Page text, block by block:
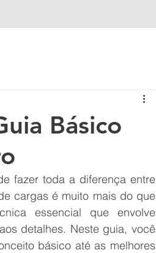
Básico
fazer toda a diferença entre
cargas é muito mais do que
essencial que envolve
detalhes. Neste guia, você
básico até as melhores